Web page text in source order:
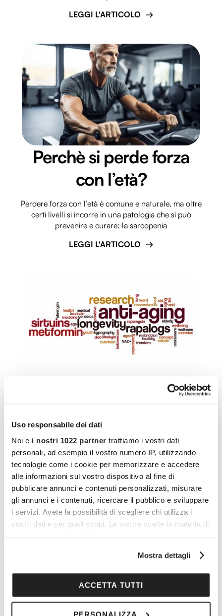
Uso responsabile dei dati
Noi e i nostri 1022 partner trattiamo i vostri dati
personali, ad esempio il vostro numero IP, utilizzando
tecnologie come i cookie per memorizzare e accedere
alle informazioni sul vostro dispositivo al fine di
pubblicare annunci e contenuti personalizzati, misurare
gli annunci e i contenuti, ricercare il pubblico e sviluppare
i servizi. Avete la possibilità di scegliere chi utilizza i
vostri dati e per quali scopi. Le vostre scelte in materia di
privacy sono applicabili solo su questa proprietà digitale
modificare o revocare il proprio consenso in qualsiasi
momento dalla Dichiarazione sui cookie o facendo clic
sull'icona di attivazione della privacy.
Mostra dettagli
ACCETTA TUTTI
PERSONALIZZA
LEGGI L'ARTICOLO
Perchè si perde forza
con l’età?
Perdere forza con l’età è comune e naturale, ma oltre
certi livelli si incorre in una patologia che si può
prevenire e curare: la sarcopenia
LEGGI L'ARTICOLO
Dismetabolismi: cosa
sono e come si
risolvono?
METABOLISMO E DISMETABOLISMI. Il ruolo chiave
delle Sirtuine e della supplementazione alimentare nel
mantenimento di un corretto metabolismo con azione
anti-invecchiamento
LEGGI L'ARTICOLO